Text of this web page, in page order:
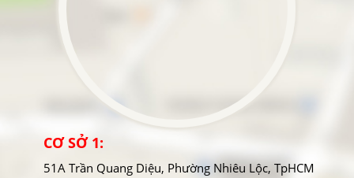
CƠ SỞ 1:
51A Trần Quang Diệu, Phường Nhiêu Lộc, TpHCM